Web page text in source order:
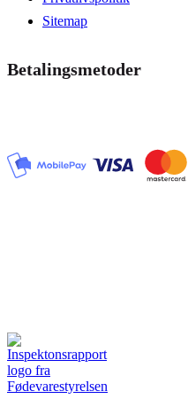
Sitemap
Betalingsmetoder